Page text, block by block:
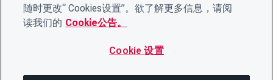
随时更改“ Cookies设置”。欲了解更多信息，请阅
读我们的 Cookie公告。
Cookie 设置